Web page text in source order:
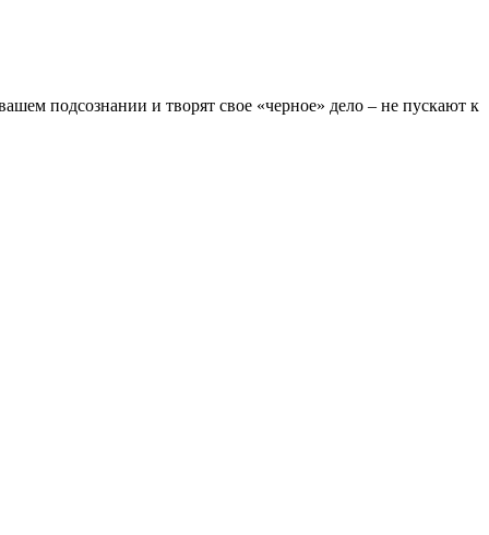
подсознании и творят свое «черное» дело – не пускают к